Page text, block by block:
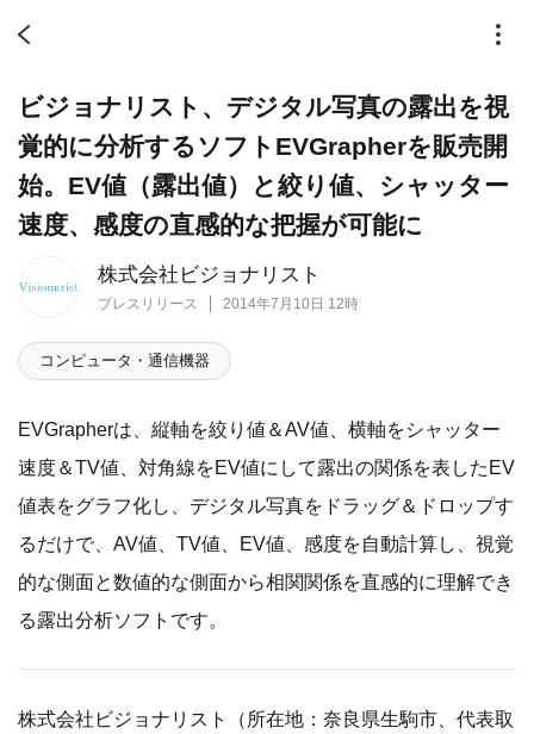
株式会社ビジョナリスト
プレスリリース 2014年7月10日 12時
ビジョナリスト、デジタル写真の露出を視
覚的に分析するソフトEVGrapherを販売開
始。EV値（露出値）と絞り値、シャッター
速度、感度の直感的な把握が可能に
コンピュータ・通信機器
EVGrapherは、縦軸を絞り値＆AV値、横軸をシャッター
速度＆TV値、対角線をEV値にして露出の関係を表したEV
値表をグラフ化し、デジタル写真をドラッグ＆ドロップす
るだけで、AV値、TV値、EV値、感度を自動計算し、視覚
的な側面と数値的な側面から相関関係を直感的に理解でき
る露出分析ソフトです。
株式会社ビジョナリスト（所在地：奈良県生駒市、代表取